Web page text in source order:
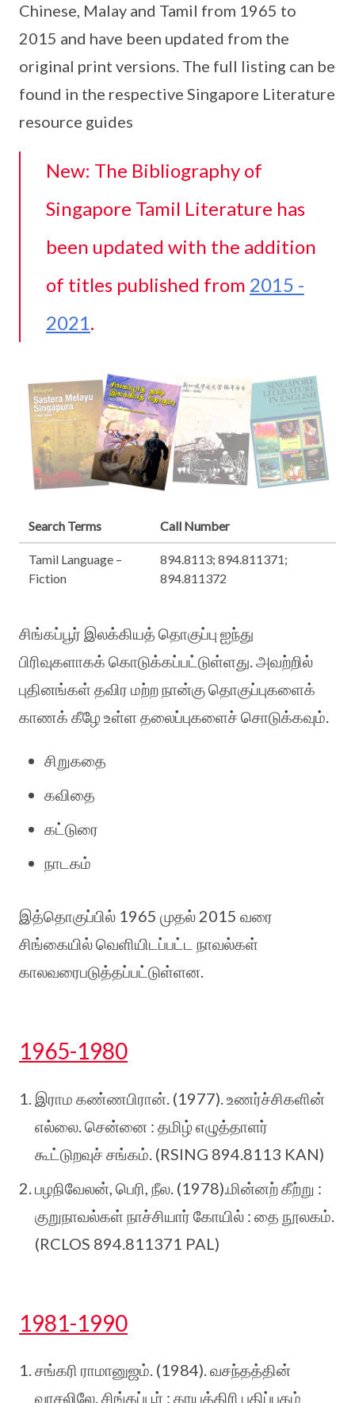
Chinese, Malay and Tamil from 1965 to
2015 and have been updated from the
original print versions. The full listing can be
found in the respective Singapore Literature
resource guides
New: The Bibliography of
Singapore Tamil Literature has
been updated with the addition
of titles published from 2015 -
2021.
Search Terms Call Number
Tamil Language –
Fiction
894.8113; 894.811371;
894.811372
சிங்கப்பூர் இலக்கியத் தொகுப்பு ஐந்து
பிரிவுகளாகக் கொடுக்கப்பட்டுள்ளது. அவற்றில்
புதினங்கள் தவிர மற்ற நான்கு தொகுப்புகளைக்
காணக் கீழே உள்ள தலைப்புகளைச் சொடுக்கவும்.
சிறுகதை
கவிதை
கட்டுரை
நாடகம்
இத்தொகுப்பில் 1965 முதல் 2015 வரை
சிங்கையில் வெளியிடப்பட்ட நாவல்கள்
காலவரைபடுத்தப்பட்டுள்ளன.
1965-1980
இராம கண்ணபிரான். (1977). உணர்ச்சிகளின்
எல்லை. சென்னை : தமிழ் எழுத்தாளர்
கூட்டுறவுச் சங்கம். (RSING 894.8113 KAN)
பழநிவேலன், பெரி, நீல. (1978).மின்னற் கீற்று :
குறுநாவல்கள் நாச்சியார் கோயில் : தை நூலகம்.
(RCLOS 894.811371 PAL)
1981-1990
சங்கரி ராமானுஜம். (1984). வசந்தத்தின்
வாசலிலே. சிங்கப்பூர் : காயத்திரி பதிப்பகம்